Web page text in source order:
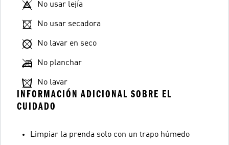
No usar lejía
No usar secadora
No lavar en seco
No planchar
No lavar
INFORMACIÓN ADICIONAL SOBRE EL
CUIDADO
Limpiar la prenda solo con un trapo húmedo